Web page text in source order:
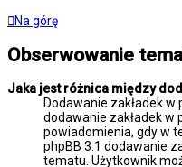
Na górę
Obserwowanie
Jaka jest różnica między
Dodawanie zakładek w
dodawanie zakładek w
powiadomienia, gdy w
phpBB 3.1 dodawanie
tematu. Użytkownik